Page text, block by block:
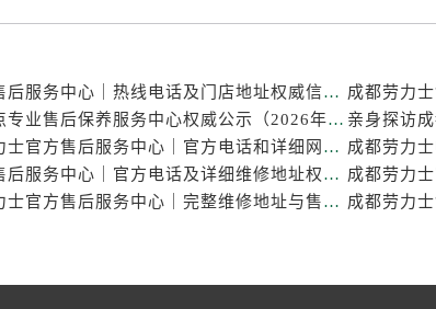
成都劳力士官方售后服务中心｜热线电话及门店地址权威信息公示（2026年7月最新）
成都劳力士维修点专业售后保养服务中心权威公示（2026年7月最新）
亲身探访成都劳力士官方售后服务中心｜官方电话和详细网点地址（2026年7月最新）
成都劳力士官方售后服务中心｜官方电话及详细维修地址权威信息公示（2026年7月最新）
亲身探访成都劳力士官方售后服务中心｜完整维修地址与售后热线（2026年7月最新）